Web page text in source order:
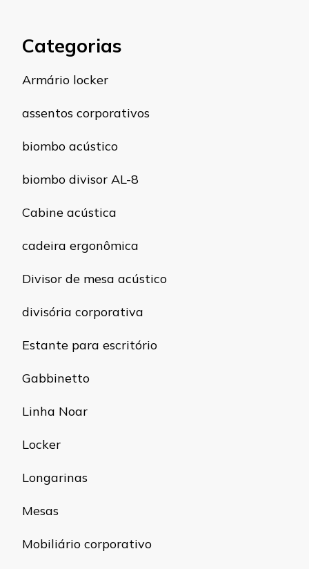
Categorias
Armário locker
assentos corporativos
biombo acústico
biombo divisor AL-8
Cabine acústica
cadeira ergonômica
Divisor de mesa acústico
divisória corporativa
Estante para escritório
Gabbinetto
Linha Noar
Locker
Longarinas
Mesas
Mobiliário corporativo